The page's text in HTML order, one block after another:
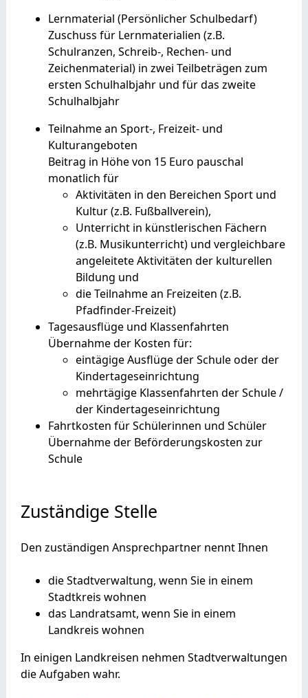
Lernmaterial (Persönlicher Schulbedarf)
Zuschuss für Lernmaterialien (z.B.
Schulranzen, Schreib-, Rechen- und
Zeichenmaterial) in zwei Teilbeträgen zum
ersten Schulhalbjahr und für das zweite
Schulhalbjahr
Teilnahme an Sport-, Freizeit- und
Kulturangeboten
Beitrag in Höhe von 15 Euro pauschal
monatlich für
Aktivitäten in den Bereichen Sport und
Kultur (z.B. Fußballverein),
Unterricht in künstlerischen Fächern
(z.B. Musikunterricht) und vergleichbare
angeleitete Aktivitäten der kulturellen
Bildung und
die Teilnahme an Freizeiten (z.B.
Pfadfinder-Freizeit)
Tagesausflüge und Klassenfahrten
Übernahme der Kosten für:
eintägige Ausflüge der Schule oder der
Kindertageseinrichtung
mehrtägige Klassenfahrten der Schule /
der Kindertageseinrichtung
Fahrtkosten für Schülerinnen und Schüler
Übernahme der Beförderungskosten zur
Schule
Zuständige Stelle
Den zuständigen Ansprechpartner nennt Ihnen
die Stadtverwaltung, wenn Sie in einem
Stadtkreis wohnen
das Landratsamt, wenn Sie in einem
Landkreis wohnen
In einigen Landkreisen nehmen Stadtverwaltungen
die Aufgaben wahr.